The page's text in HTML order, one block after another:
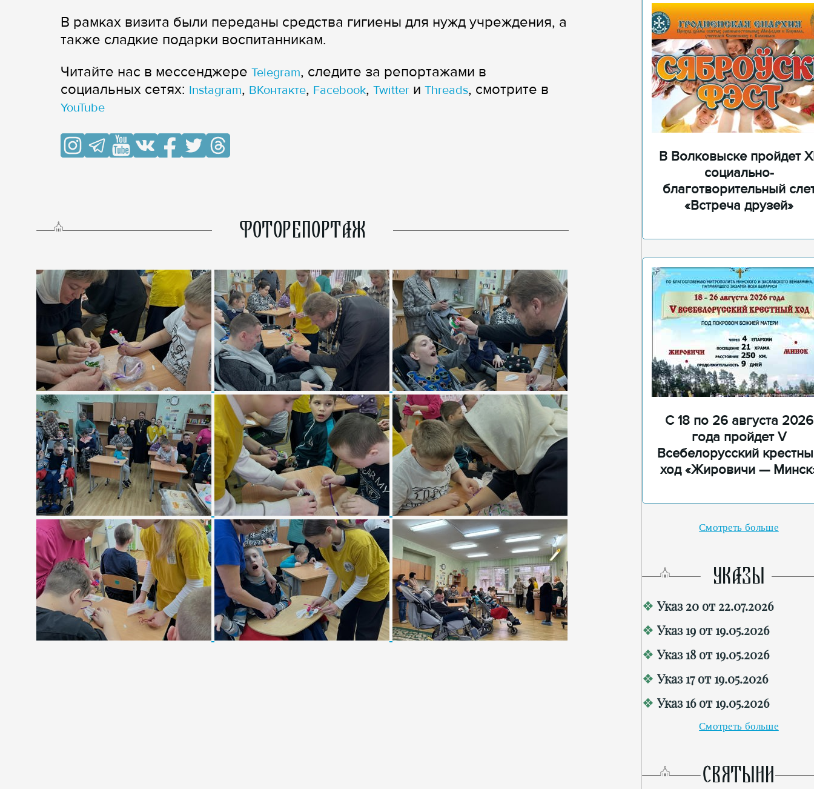
В рамках визита были переданы средства гигиены для нужд учреждения, а
также сладкие подарки воспитанникам.
Читайте нас в мессенджере Telegram, следите за репортажами в
cоциальных сетях: Instagram, ВКонтакте, Facebook, Twitter и Threads, смотрите в
YouTube
ФОТОРЕПОРТАЖ
В Волковыске пройдет
социально-
благотворительный
«Встреча друзей»
С 18 по 26 августа 2026
года пройдет V
Всебелорусский
ход «Жировичи —
Смотреть больше
УКАЗЫ
Указ 20 от 22.07.2026
Указ 19 от 19.05.2026
Указ 18 от 19.05.2026
Указ 17 от 19.05.2026
Указ 16 от 19.05.2026
Смотреть больше
СВЯТЫНИ